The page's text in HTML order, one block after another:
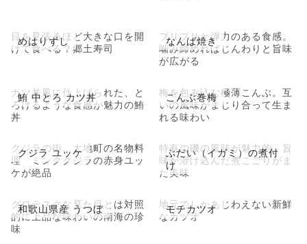
めはりずし
目を見張るほど大きな口を開
けて食べる？郷土寿司
なんば焼き
プリプリと弾力のある食感。
噛み締めればじんわりと旨味
が広がる
鮪 中とろ カツ丼
カツ丼風に仕上げられた、と
ろけるような食感が魅力の鮪
丼
こんぶ巻梅
梅を包み込む極薄こんぶ。互
いの風味がまじり合って生ま
れる味わい
クジラ ユッケ
クジラの街、太地町の名物料
理 ミンククジラの赤身ユッ
ケが絶品
ぶだい（イガミ）の煮付
け
特有の磯の風味が魅力的。旨
味が溶け込んだ煮こごりがま
た美味
和歌山県産 うつぼ
グロテスクな見た目とは対照
的に上品な味わいの南海の珍
味
モチカツオ
地元でしかあじわえない新鮮
なカツオ